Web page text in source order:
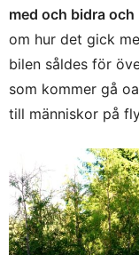
med och bidra
om hur det gick
bilen såldes för
som kommer gå
till människor på